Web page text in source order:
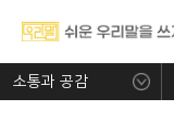
소통과 공감